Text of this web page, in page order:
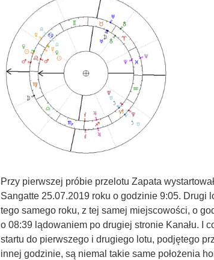
Przy pierwszej próbie przelotu Zapata
Sangatte 25.07.2019 roku o godzinie 9:05. Drugi
tego samego roku, z tej samej miejscowości, o
o 08:39 lądowaniem po drugiej stronie Kanału. I
startu do pierwszego i drugiego lotu, podjętego
innej godzinie, są niemal takie same położenia